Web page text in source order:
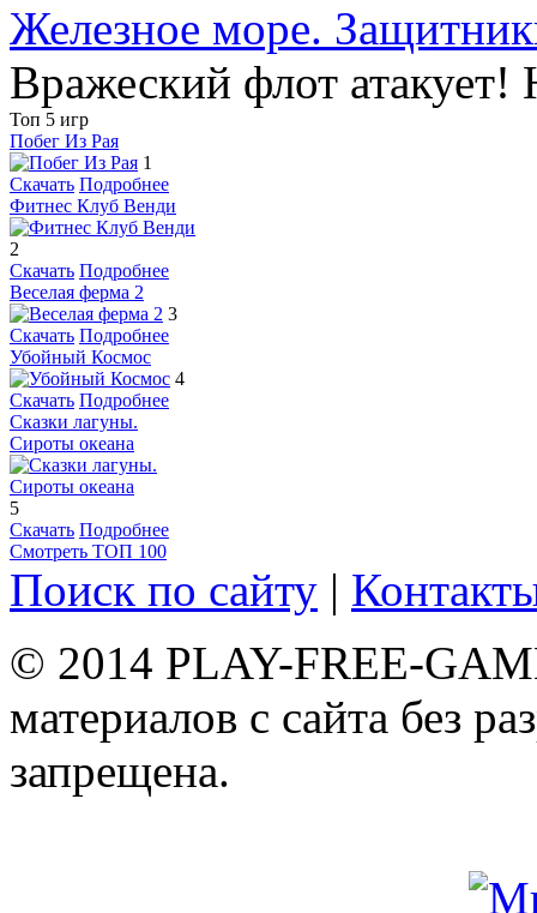
Железное море.
Вражеский флот атакует!
Топ 5 игр
Побег Из Рая
1
Скачать Подробнее
Фитнес Клуб Венди
2
Скачать Подробнее
Веселая ферма 2
3
Скачать Подробнее
Убойный Космос
4
Скачать Подробнее
Сказки лагуны.
Сироты океана
5
Скачать Подробнее
Смотреть ТОП 100
Поиск по сайту |
© 2014 PLAY-FREE-
материалов с сайта без
запрещена.